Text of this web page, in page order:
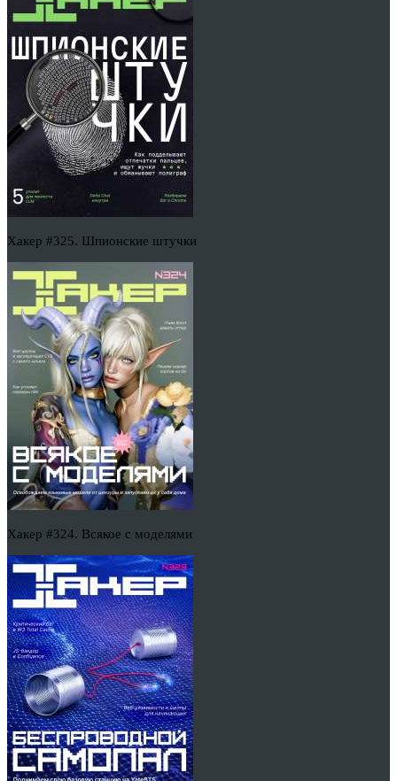
Хакер #325. Шпионские штучки
Хакер #324. Всякое с моделями